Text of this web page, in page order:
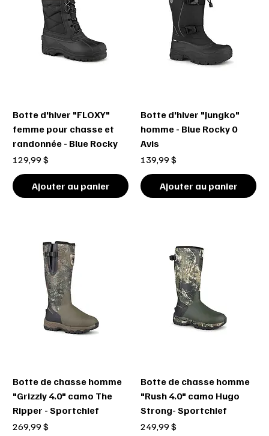
Botte d'hiver "FLOXY"
femme pour chasse et
randonnée - Blue Rocky
Prix
129,99 $
Ajouter au panier
Botte d'hiver "Jungko"
homme - Blue Rocky 0
Avis
Prix
139,99 $
Ajouter au panier
Botte de chasse homme
"Grizzly 4.0" camo The
Ripper - Sportchief
Prix
269,99 $
Botte de chasse homme
"Rush 4.0" camo Hugo
Strong- Sportchief
Prix
249,99 $